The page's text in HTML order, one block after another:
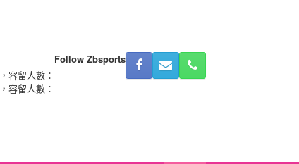
，容留人數：
，容留人數：
Follow Zbsports